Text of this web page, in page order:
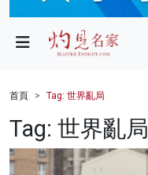
財經
健康
首頁 Tag: 世界亂局
Tag: 世界亂局